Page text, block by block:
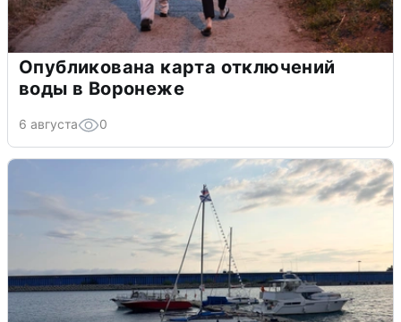
Опубликована карта отключений
воды в Воронеже
6 августа 0